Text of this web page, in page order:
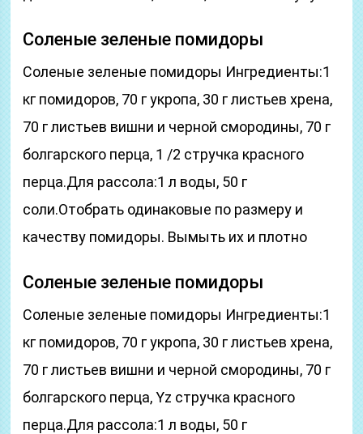
Соленые зеленые помидоры
Соленые зеленые помидоры Ингредиенты:1
кг помидоров, 70 г укропа, 30 г листьев хрена,
70 г листьев вишни и черной смородины, 70 г
болгарского перца, 1 /2 стручка красного
перца.Для рассола:1 л воды, 50 г
соли.Отобрать одинаковые по размеру и
качеству помидоры. Вымыть их и плотно
Соленые зеленые помидоры
Соленые зеленые помидоры Ингредиенты:1
кг помидоров, 70 г укропа, 30 г листьев хрена,
70 г листьев вишни и черной смородины, 70 г
болгарского перца, Yz стручка красного
перца.Для рассола:1 л воды, 50 г